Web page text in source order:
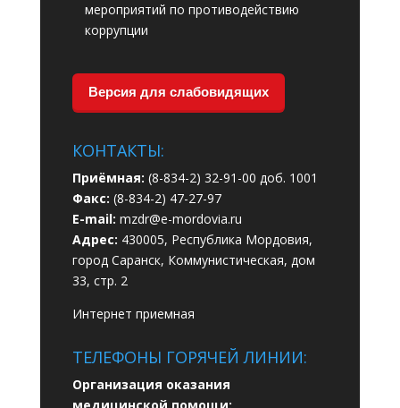
мероприятий по противодействию
коррупции
Версия для слабовидящих
КОНТАКТЫ:
Приёмная: (8-834-2) 32-91-00 доб. 1001
Факс: (8-834-2) 47-27-97
E-mail: mzdr@e-mordovia.ru
Адрес: 430005, Республика Мордовия,
город Саранск, Коммунистическая, дом
33, стр. 2
Интернет приемная
ТЕЛЕФОНЫ ГОРЯЧЕЙ ЛИНИИ:
Организация оказания
медицинской помощи: